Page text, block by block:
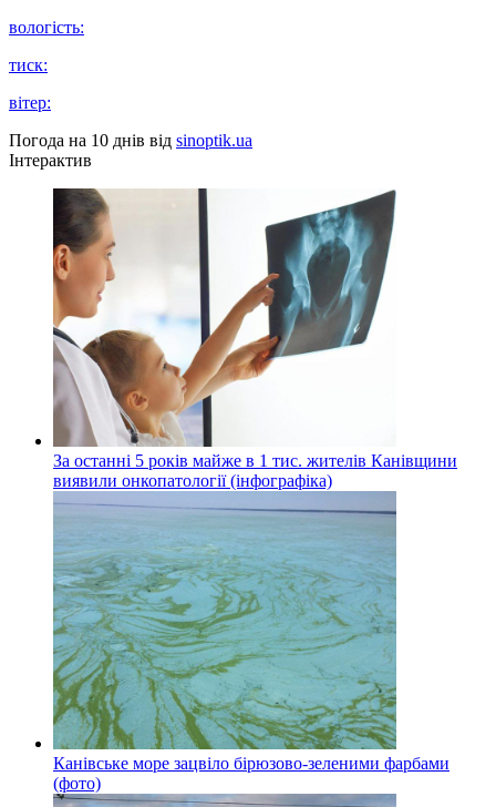
вологість:
тиск:
вітер:
Погода на 10 днів від sinoptik.ua
Інтерактив
За останні 5 років майже в 1 тис. жителів Канівщини
виявили онкопатології (інфографіка)
Канівське море зацвіло бірюзово-зеленими фарбами
(фото)